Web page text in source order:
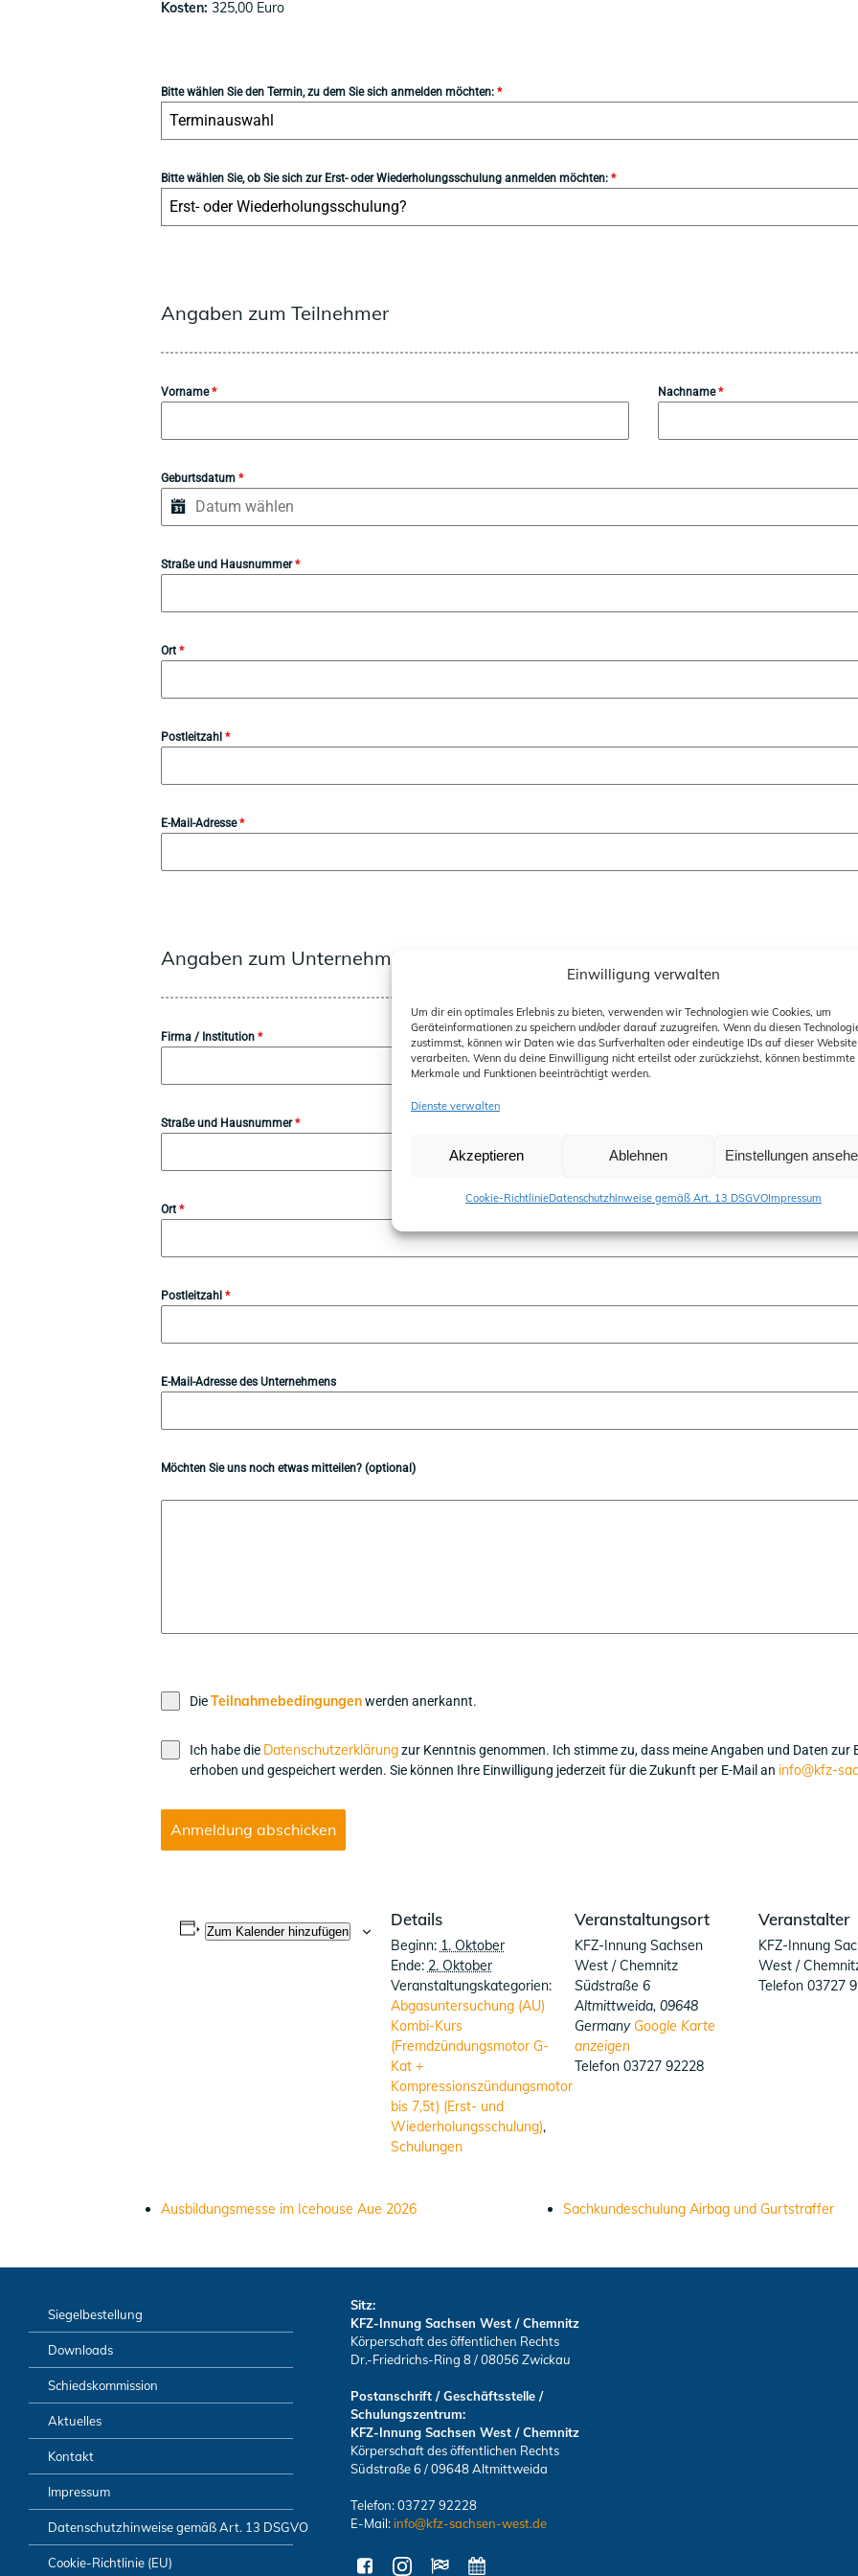
Einwilligung verwalten
Um dir ein optimales Erlebnis zu bieten, verwenden wir Technologien wie Cookies, um
Geräteinformationen zu speichern und/oder darauf zuzugreifen. Wenn du diesen
zustimmst, können wir Daten wie das Surfverhalten oder eindeutige IDs auf dieser Website
verarbeiten. Wenn du deine Einwilligung nicht erteilst oder zurückziehst, können bestimmte
Merkmale und Funktionen beeinträchtigt werden.
Dienste verwalten
Akzeptieren Ablehnen Einstellungen
Cookie-RichtlinieDatenschutzhinweise gemäß Art. 13 DSGVOImpressum
Kosten: 325,00 Euro
Bitte wählen Sie den Termin, zu dem Sie sich anmelden möchten: *
Terminauswahl
Bitte wählen Sie, ob Sie sich zur Erst- oder Wiederholungsschulung anmelden möchten: *
Erst- oder Wiederholungsschulung?
Angaben zum Teilnehmer
Vorname* Nachname*
Geburtsdatum *
Straße und Hausnummer*
Ort *
Postleitzahl *
E-Mail-Adresse*
Angaben zum Unternehmen
Firma / Institution *
Straße und Hausnummer*
Ort *
Postleitzahl *
E-Mail-Adresse des Unternehmens
Möchten Sie uns noch etwas mitteilen? (optional)
DieTeilnahmebedingungenwerden anerkannt.
Ich habe die Datenschutzerklärungzur Kenntnis genommen. Ich stimme zu, dass meine Angaben und Daten
erhoben und gespeichert werden. Sie können Ihre Einwilligung jederzeit für die Zukunft per E-Mail an info@kfz-
Anmeldung abschicken
Zum Kalender hinzufügen
Details
Beginn: 1. Oktober
Ende: 2. Oktober
Veranstaltungskategorien:
Abgasuntersuchung (AU)
Kombi-Kurs
(Fremdzündungsmotor G-
Kat +
Kompressionszündungsmotor
bis 7,5t) (Erst- und
Wiederholungsschulung),
Schulungen
Veranstaltungsort
KFZ-Innung Sachsen
West / Chemnitz
Südstraße 6
Altmittweida, 09648
Germany Google Karte
anzeigen
Telefon 03727 92228
Veranstalter
KFZ-Innung
West /
Telefon 03727
Ausbildungsmesse im Icehouse Aue 2026 Sachkundeschulung Airbag und Gurtstraffer
Siegelbestellung
Downloads
Schiedskommission
Aktuelles
Kontakt
Impressum
Datenschutzhinweise gemäß Art. 13 DSGVO
Cookie-Richtlinie (EU)
Sitz:
KFZ-Innung Sachsen West / Chemnitz
Körperschaft des öffentlichen Rechts
Dr.-Friedrichs-Ring 8/08056 Zwickau
Postanschrift / Geschäftsstelle /
Schulungszentrum:
KFZ-Innung Sachsen West / Chemnitz
Körperschaft des öffentlichen Rechts
Südstraße 6 / 09648 Altmittweida
Telefon: 03727 92228
E-Mail: info@kfz-sachsen-west.de